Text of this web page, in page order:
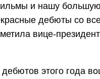
и нашу
дебюты со
вице-
этого года